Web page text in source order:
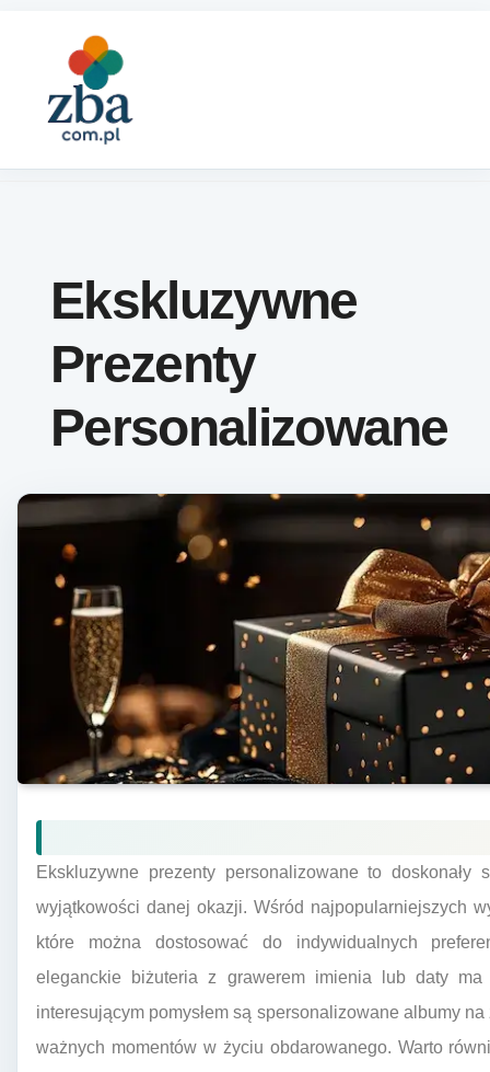
Ekskluzywne
Prezenty
Personalizowane
Ekskluzywne prezenty personalizowane to
wyjątkowości danej okazji. Wśród najpopularniejszych
które można dostosować do indywidualnych
eleganckie biżuteria z grawerem imienia lub daty ma
interesującym pomysłem są spersonalizowane albumy
ważnych momentów w życiu obdarowanego. Warto